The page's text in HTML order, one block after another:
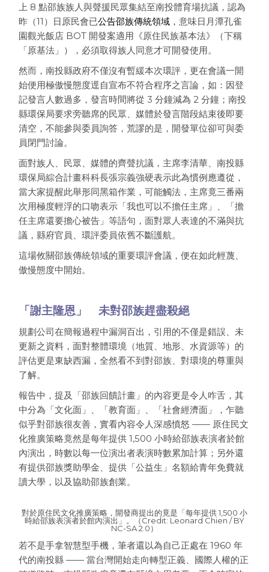
上 8 點邵族族人與聲援民眾集結至南投體育場抗議，認為
昨（11）日原民會已公告邵族傳統領域 ，意味日月潭孔雀
園觀光飯店 BOT 開發案適用《原住民族基本法》（下稱
「原基法」），必須取得族人同意才可開發使用。
然而，南投縣政府不僅沒有暫緩本次環評，更在會議一開
始便用極傲慢態度逕自宣布不符合程序之言論，如：因登
記發言人數過多，發言時間將從 3 分鐘減為 2 分鐘；南投
縣環保局要求旁聽席的民眾、媒體於發言階段結束後即要
清空，不能參與委員詢答，荒謬的是，開發單位卻可與委
員閉門討論。
面對族人、民眾、媒體的齊聲抗議，主席李清華、南投縣
環保局綜合計畫科科長張宗義強硬表示此為慣例應遵從，
當大家提醒此舉形同黑箱作業，可能觸法，主席竟三番兩
次用極度輕浮的口吻表示「我也可以不擔任主席」、「擔
任主席還要擔心被告」等語句，面對眾人表達的不滿與抗
議，縣府官員、環評委員依舊不斷護航。
這場攸關邵族傳統領域的重要環評會議，便在如此輕蔑、
傲慢態度中開始。
「謝主隆恩」 未對邵族趕盡殺絕
規劃公司在簡報過程中漏洞百出，引用的不僅是錯誤、未
更新之資料，面對整體環境（地質、地形、水資源等）的
評估更是東缺西漏，全然看不到對邵族、對環境的尊重與
了解。
報告中，提及「邵族回饋計畫」的內容更是令人咋舌，其
中分為「文化面」、「教育面」、「社會經濟面」，乍聽
似乎對邵族很友善，實看內容令人深感憤怒 —— 原住民文
化推廣策略竟然是每年提供 1,500 小時給邵族表演者於館
內演出，時數以每一位演出者表演時數累加計算；另外還
有提供邵族獎助學金、提供「公益生」名額給青年免費就
讀大學，以及協助邵族創業。
對於原住民文化推廣策略，開發商提出的竟是「每年提供 1,500 小
時給邵族表演者於館內演出」。（Credit: Leonard Chien / BY
NC-SA 2.0）
若不是手拿智慧型手機，筆者還以為自己正處在 1960 年
代的南投縣 —— 當台灣開始走向轉型正義、國際人權的正